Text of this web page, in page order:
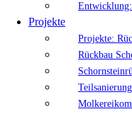
Projekte
Projekte:
Rückbau